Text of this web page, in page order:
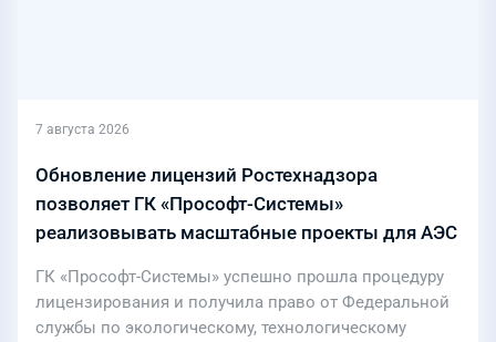
7 августа 2026
Обновление лицензий Ростехнадзора
позволяет ГК «Прософт-Системы»
реализовывать масштабные проекты для АЭС
ГК «Прософт-Системы» успешно прошла процедуру
лицензирования и получила право от Федеральной
службы по экологическому, технологическому